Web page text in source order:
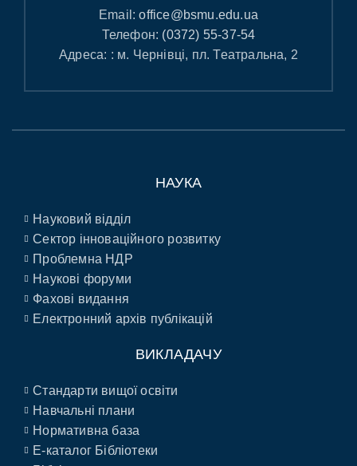
Email:office@bsmu.edu.ua
Телефон: (0372) 55-37-54
Адреса: : м. Чернівці, пл. Театральна, 2
НАУКА
Науковий відділ
Сектор інноваційного розвитку
Проблемна НДР
Наукові форуми
Фахові видання
Електронний архів публікацій
ВИКЛАДАЧУ
Стандарти вищої освіти
Навчальні плани
Нормативна база
E-каталог Бібліотеки